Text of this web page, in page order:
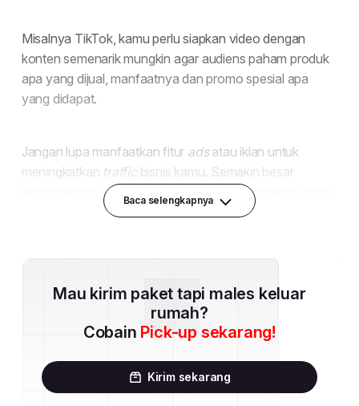
Baca selengkapnya
Mau kirim paket tapi males keluar
rumah?
Cobain Pick-up sekarang!
Kirim sekarang